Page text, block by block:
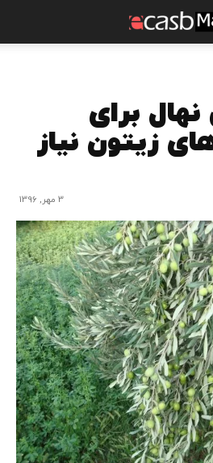
نهال برای
زیتون نیاز
3 مهر, 1396